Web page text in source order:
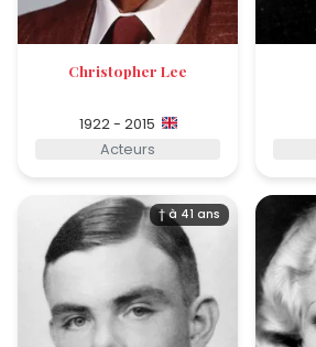
Christopher Lee
1922 - 2015
Acteurs
† à 41 ans